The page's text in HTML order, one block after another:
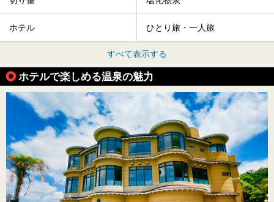
ホテル ひとり旅・一人旅
すべて表示する
ホテルで楽しめる温泉の魅力